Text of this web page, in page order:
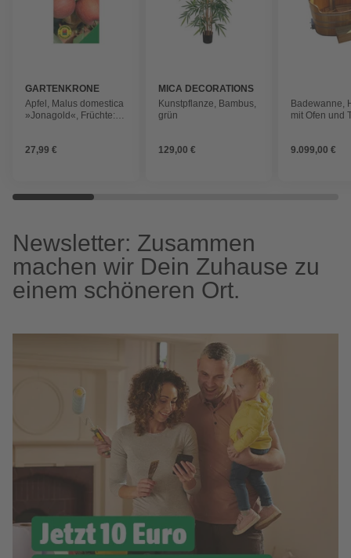
GARTENKRONE
Apfel, Malus domestica
»Jonagold«, Früchte:
27,99 €
MICA DECORATIONS
Kunstpflanze, Bambus,
grün
129,00 €
Badewanne,
mit Ofen und
9.099,00 €
Newsletter: Zusammen
machen wir Dein Zuhause zu
einem schöneren Ort.